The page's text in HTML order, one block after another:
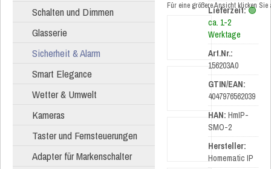
Schalten und Dimmen
Glasserie
Sicherheit & Alarm
Smart Elegance
Wetter & Umwelt
Kameras
Taster und Fernsteuerungen
Adapter für Markenschalter
Für eine größere Ansicht klicken
Lieferzeit:🟢
ca. 1-2
Werktage
Art.Nr.:
156203A0
GTIN/EAN:
4047976562039
HAN: HmIP-
SMO-2
Hersteller:
Homematic IP